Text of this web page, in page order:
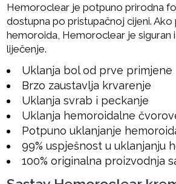
Hemoroclear je potpuno prirodna
dostupna po pristupačnoj cijeni.
hemoroida, Hemoroclear je siguran
liječenje.
Uklanja bol od prve primjene
Brzo zaustavlja krvarenje
Uklanja svrab i peckanje
Uklanja hemoroidalne
Potpuno uklanjanje
99% uspješnost u uklanjanju
100% originalna proizvodnja